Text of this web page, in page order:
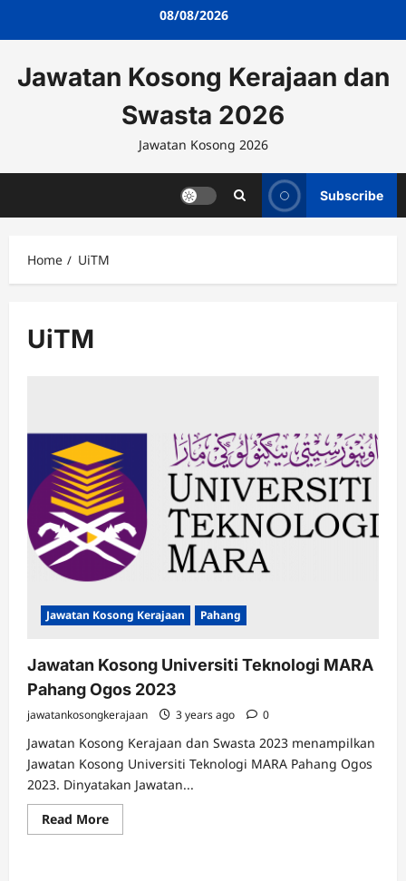
08/08/2026
Jawatan Kosong Kerajaan dan
Swasta 2026
Jawatan Kosong 2026
Subscribe
Home UiTM
UiTM
Jawatan Kosong Kerajaan Pahang
Jawatan Kosong Universiti Teknologi MARA
Pahang Ogos 2023
jawatankosongkerajaan 3 years ago 0
Jawatan Kosong Kerajaan dan Swasta 2023 menampilkan
Jawatan Kosong Universiti Teknologi MARA Pahang Ogos
2023. Dinyatakan Jawatan...
Read MoreRead
more